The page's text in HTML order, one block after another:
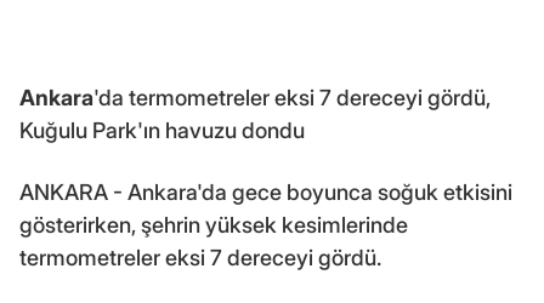
Ankara'da termometreler eksi 7 dereceyi gördü,
Kuğulu Park'ın havuzu dondu
ANKARA - Ankara'da gece boyunca soğuk etkisini
gösterirken, şehrin yüksek kesimlerinde
termometreler eksi 7 dereceyi gördü.